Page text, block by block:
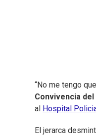
“No me tengo
Convivencia
al Hospital
El jerarca